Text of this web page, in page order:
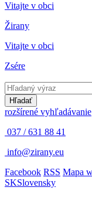
Vitajte v obci
Žirany
Vitajte v obci
Zsére
Hľadať
rozšírené vyhľadávanie
037 / 631 88 41
info@zirany.eu
Facebook RSS Mapa
SKSlovensky